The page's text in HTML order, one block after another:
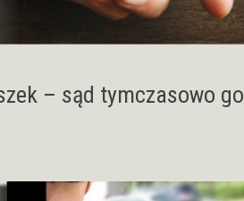
– sąd tymczasowo go